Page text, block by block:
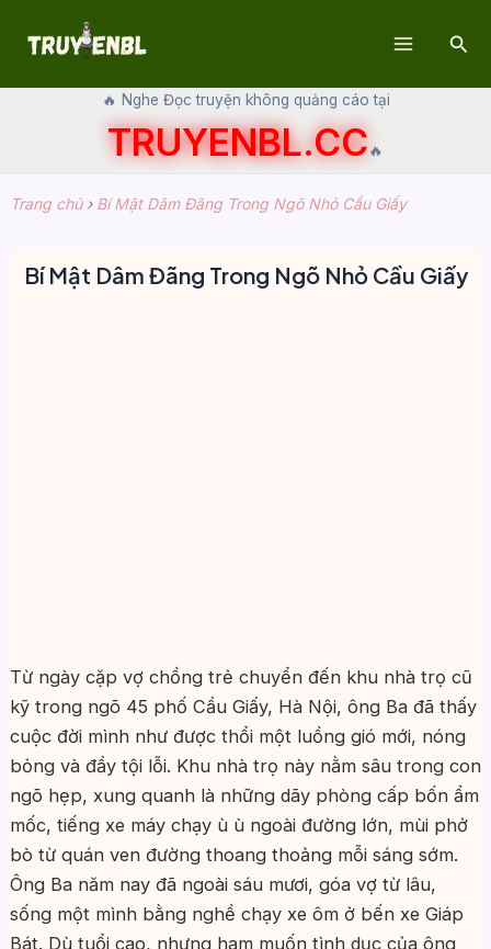
🔥 Nghe Đọc truyện không quảng cáo tại
TRUYENBL.CC🔥
Trang chủ› Bí Mật Dâm Đãng Trong Ngõ Nhỏ Cầu Giấy
Bí Mật Dâm Đãng Trong Ngõ Nhỏ Cầu Giấy
Từ ngày cặp vợ chồng trẻ chuyển đến khu nhà trọ cũ
kỹ trong ngõ 45 phố Cầu Giấy, Hà Nội, ông Ba đã thấy
cuộc đời mình như được thổi một luồng gió mới, nóng
bỏng và đầy tội lỗi. Khu nhà trọ này nằm sâu trong con
ngõ hẹp, xung quanh là những dãy phòng cấp bốn ẩm
mốc, tiếng xe máy chạy ù ù ngoài đường lớn, mùi phở
bò từ quán ven đường thoang thoảng mỗi sáng sớm.
Ông Ba năm nay đã ngoài sáu mươi, góa vợ từ lâu,
sống một mình bằng nghề chạy xe ôm ở bến xe Giáp
Bát. Dù tuổi cao, nhưng ham muốn tình dục của ông